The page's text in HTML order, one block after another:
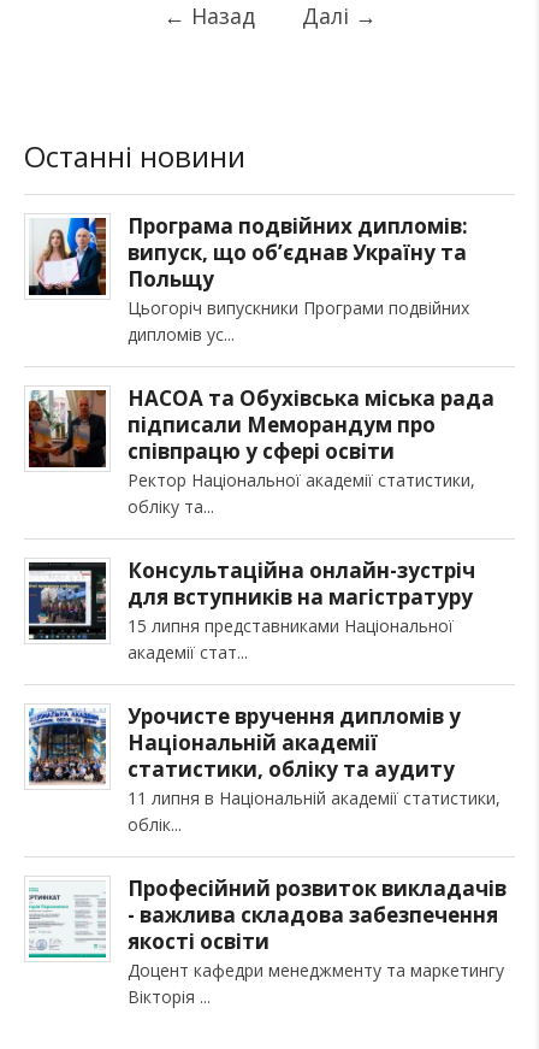
← Назад Далі →
Останні новини
Програма подвійних дипломів:
випуск, що об’єднав Україну та
Польщу
Цьогоріч випускники Програми подвійних
дипломів ус
НАСОА та Обухівська міська рада
підписали Меморандум про
співпрацю у сфері освіти
Ректор Національної академії статистики,
обліку та
Консультаційна онлайн-зустріч
для вступників на магістратуру
15 липня представниками Національної
академії стат
Урочисте вручення дипломів у
Національній академії
статистики, обліку та аудиту
11 липня в Національній академії статистики,
облік
Професійний розвиток викладачів
- важлива складова забезпечення
якості освіти
Доцент кафедри менеджменту та маркетингу
Вікторія